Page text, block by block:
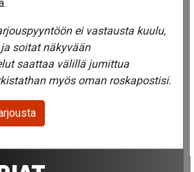
ei vastausta kuulu,
soitat näkyvään
saattaa välillä jumittua
myös oman roskapostisi.